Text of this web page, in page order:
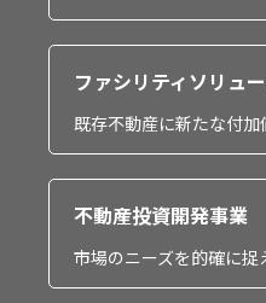
ファシリティソリュ
既存不動産に新たな付
不動産投資開発事業
市場のニーズを的確に